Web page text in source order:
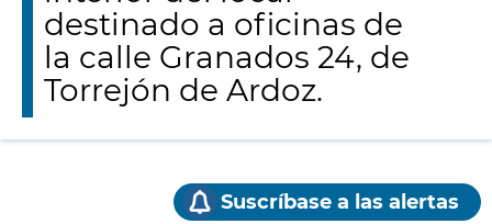
destinado a oficinas de
la calle Granados 24, de
Torrejón de Ardoz.
Suscríbase a las alertas